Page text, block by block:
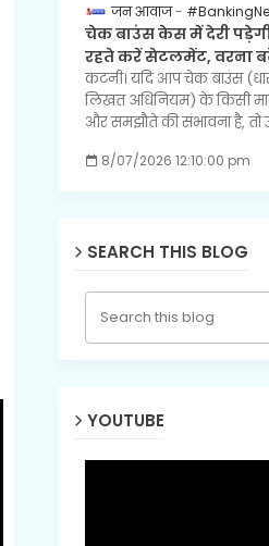
जन आवाज
चेक बाउंस केस में देरी
रहते करें सेटलमेंट, वरना
कटनी। यदि आप चेक बाउंस
लिखत अधिनियम) के किसी
और समझौते की संभावना है, तो
8/07/2026 12:10:00 pm
SEARCH THIS BLOG
YOUTUBE